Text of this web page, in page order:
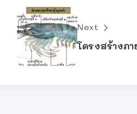
Next
โครงสร้างภ